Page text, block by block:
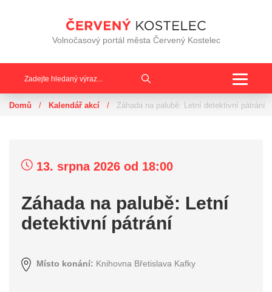
Volnočasový portál města Červený Kostelec
Domů / Kalendář akcí / Záhada na palubě: Letní detektivní pátrání
13. srpna 2026 od 18:00
Záhada na palubě: Letní
detektivní pátrání
Místo konání: Knihovna Břetislava Kafky